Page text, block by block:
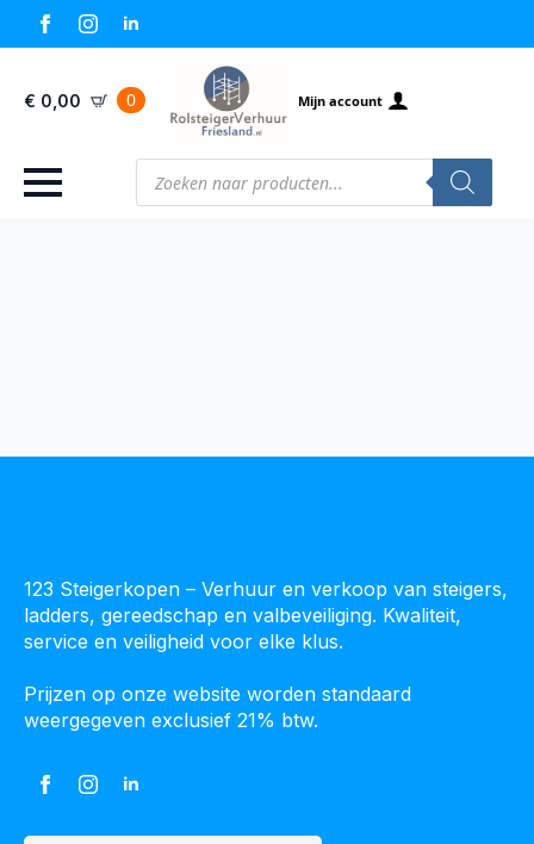
€ 0,00 0 Mijn account
Producten
zoeken
123 Steigerkopen – Verhuur en verkoop van steigers,
ladders, gereedschap en valbeveiliging. Kwaliteit,
service en veiligheid voor elke klus.
Prijzen op onze website worden standaard
weergegeven exclusief 21% btw.